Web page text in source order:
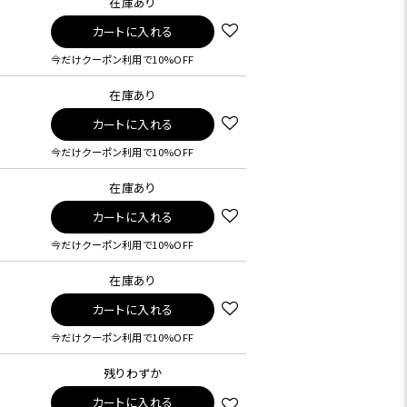
カートに入れる
今だけクーポン利用で10%OFF
在庫あり
カートに入れる
今だけクーポン利用で10%OFF
在庫あり
カートに入れる
今だけクーポン利用で10%OFF
在庫あり
カートに入れる
今だけクーポン利用で10%OFF
残りわずか
カートに入れる